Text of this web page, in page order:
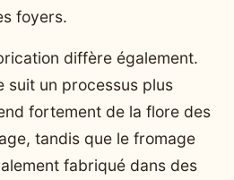
foyers.
diffère également.
suit un processus plus
fortement de la flore des
tandis que le fromage
fabriqué dans des